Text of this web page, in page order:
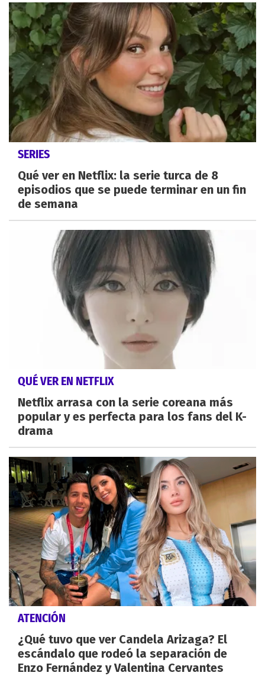
SERIES
Qué ver en Netflix: la serie turca de 8
episodios que se puede terminar en un fin
de semana
QUÉ VER EN NETFLIX
Netflix arrasa con la serie coreana más
popular y es perfecta para los fans del K-
drama
ATENCIÓN
¿Qué tuvo que ver Candela Arizaga? El
escándalo que rodeó la separación de
Enzo Fernández y Valentina Cervantes